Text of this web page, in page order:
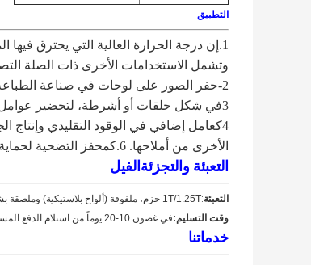
التطبيق
1. إن درجة الحرارة العالية التي يحترق فيها
وتشمل الاستخدامات الأخرى ذات الصلة
2-حفر الصور على لوحات في صناعة الطباعة.
3في شكل حلقات أو أشرطة، لتحضير عوامل جرينارد، التي هي مفيدة في التوليف العضوي.
الأخرى من أملاحها. 6.كمحفز التضحية لحماية الخزانات تحت الأرض، خطوط الأنابيب، المباني المدفونة، وسخانات المياه
التعبئة والتجزئة الفيل
التعبئة:1T/1.25T حزم، ملفوفة (ألواح بلاستيكية) وملصقة بشرائط فولاذية على منصة خشبية.
وقت التسليم:في غضون 10-20 يوماً من استلام الدفع المسبق
خدماتنا